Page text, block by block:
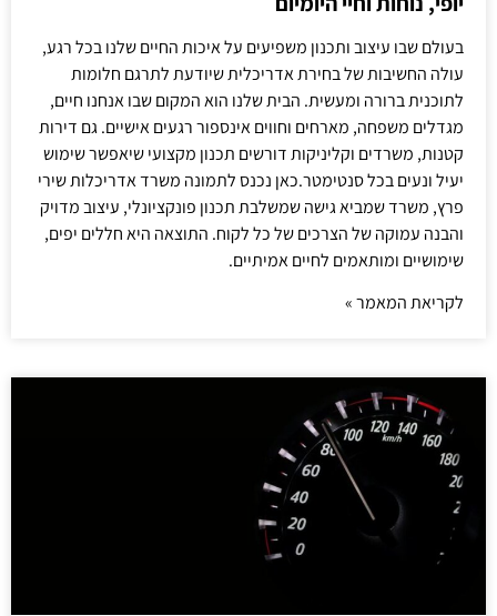
בעולם שבו עיצוב ותכנון משפיעים על איכות החיים שלנו בכל רגע,
עולה החשיבות של בחירת אדריכלית שיודעת לתרגם חלומות
לתוכנית ברורה ומעשית. הבית שלנו הוא המקום שבו אנחנו חיים,
מגדלים משפחה, מארחים וחווים אינספור רגעים אישיים. גם דירות
קטנות, משרדים וקליניקות דורשים תכנון מקצועי שיאפשר שימוש
יעיל ונעים בכל סנטימטר.כאן נכנס לתמונה משרד אדריכלות שירי
פרץ, משרד שמביא גישה שמשלבת תכנון פונקציונלי, עיצוב מדויק
והבנה עמוקה של הצרכים של כל לקוח. התוצאה היא חללים יפים,
שימושיים ומותאמים לחיים אמיתיים.
לקריאת המאמר »